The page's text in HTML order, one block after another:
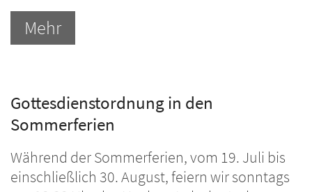
Mehr
Gottesdienstordnung in den
Sommerferien
Während der Sommerferien, vom 19. Juli bis
einschließlich 30. August, feiern wir sonntags